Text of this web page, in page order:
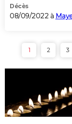
Décès
08/09/2022 à
1 2 3